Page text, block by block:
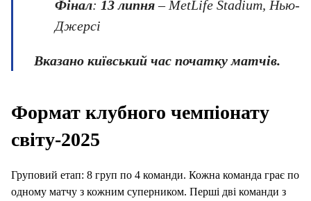
Фінал: 13 липня– MetLife Stadium, Нью-
Джерсі
Вказано київський час початку матчів.
Формат клубного чемпіонату
світу-2025
Груповий етап: 8 груп по 4 команди. Кожна команда грає по
одному матчу з кожним суперником. Перші дві команди з